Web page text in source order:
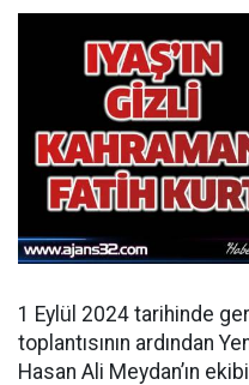
1 Eylül 2024 tarihinde
toplantısının ardından
Hasan Ali Meydan’ın